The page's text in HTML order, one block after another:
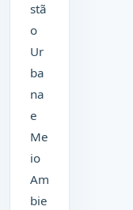
stã
o
Ur
ba
na
e
Me
io
Am
bie